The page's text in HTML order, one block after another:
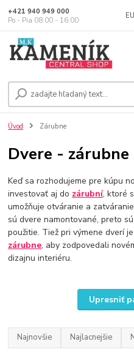
+421 940 949 000
Po - Pia 08:00 - 16:00
Úvod Zárubne
Dvere - zárubne
Keď sa rozhodujeme pre kúpu
investovať aj do zárubní, ktoré
umožňuje otváranie a
sú dvere namontované, preto
použitie. Tiež pri výmene dverí
zárubne, aby zodpovedali
dizajnu interiéru.
Upresniť
Najnovšie Najlacnejšie